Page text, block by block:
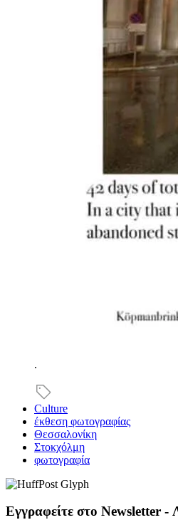
.
Culture
έκθεση φωτογραφίας
Θεσσαλονίκη
Στοκχόλμη
φωτογραφία
Εγγραφείτε στο Newsletter -